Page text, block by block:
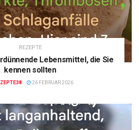
REZEPTE
Lebensmittel, die Sie
kennen sollten
26 FEBRUAR 2026